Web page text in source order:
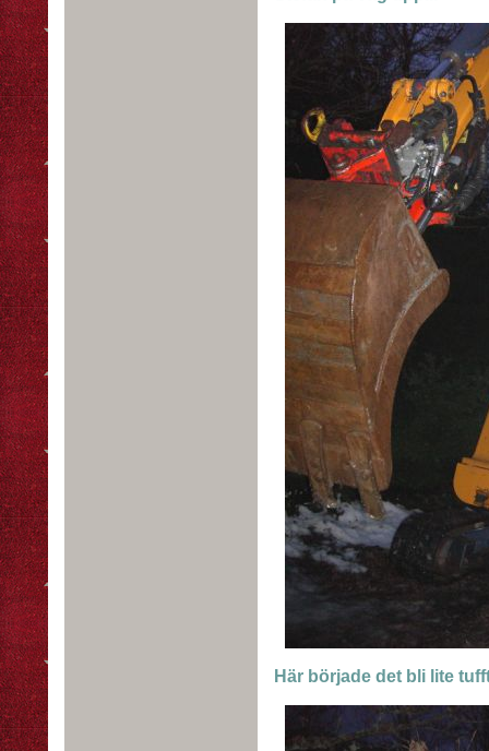
Här började det bli lite